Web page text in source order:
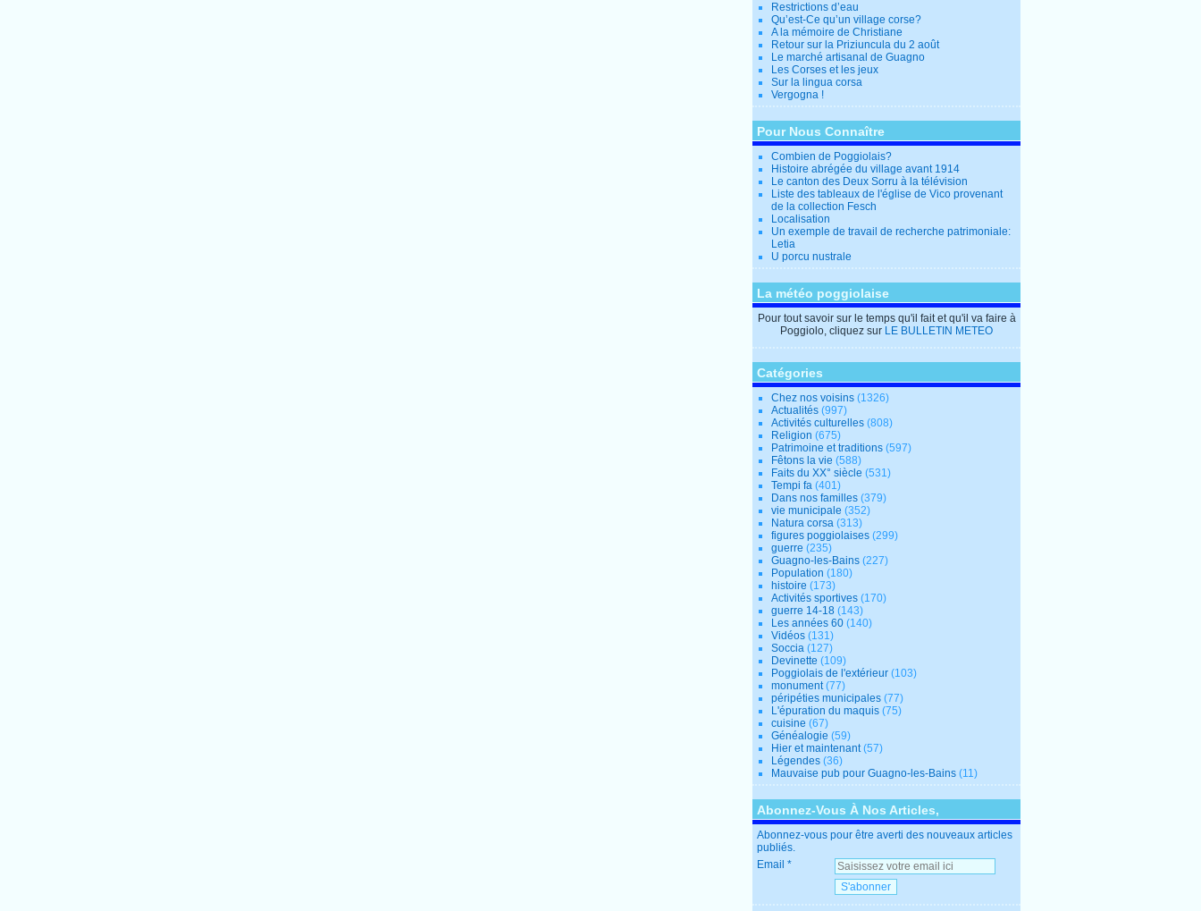
Restrictions d’eau
Qu’est-Ce qu’un village corse?
A la mémoire de Christiane
Retour sur la Priziuncula du 2 août
Le marché artisanal de Guagno
Les Corses et les jeux
Sur la lingua corsa
Vergogna !
Pour Nous Connaître
Combien de Poggiolais?
Histoire abrégée du village avant 1914
Le canton des Deux Sorru à la télévision
Liste des tableaux de l'église de Vico provenant
de la collection Fesch
Localisation
Un exemple de travail de recherche patrimoniale:
Letia
U porcu nustrale
La météo poggiolaise
Pour tout savoir sur le temps qu'il fait et qu'il va faire à
Poggiolo, cliquez sur LE BULLETIN METEO
Catégories
Chez nos voisins (1326)
Actualités (997)
Activités culturelles (808)
Religion (675)
Patrimoine et traditions (597)
Fêtons la vie (588)
Faits du XX° siècle (531)
Tempi fa (401)
Dans nos familles (379)
vie municipale (352)
Natura corsa (313)
figures poggiolaises (299)
guerre (235)
Guagno-les-Bains (227)
Population (180)
histoire (173)
Activités sportives (170)
guerre 14-18 (143)
Les années 60 (140)
Vidéos (131)
Soccia (127)
Devinette (109)
Poggiolais de l'extérieur (103)
monument(77)
péripéties municipales (77)
L'épuration du maquis (75)
cuisine (67)
Généalogie (59)
Hier et maintenant(57)
Légendes (36)
Mauvaise pub pour Guagno-les-Bains (11)
Abonnez-Vous À Nos Articles,
Abonnez-vous pour être averti des nouveaux articles
publiés.
Email